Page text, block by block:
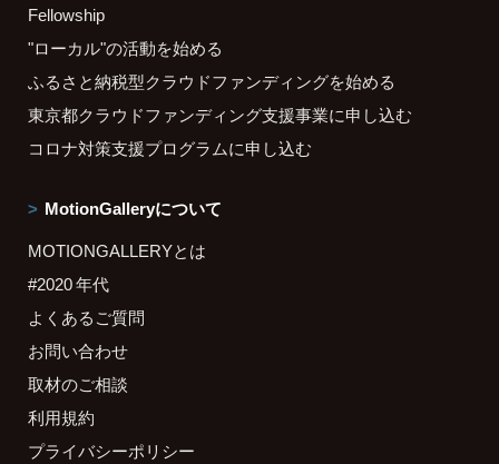
Fellowship
"ローカル"の活動を始める
ふるさと納税型クラウドファンディングを始める
東京都クラウドファンディング支援事業に申し込む
コロナ対策支援プログラムに申し込む
MotionGalleryについて
MOTIONGALLERYとは
#2020 年代
よくあるご質問
お問い合わせ
取材のご相談
利用規約
プライバシーポリシー